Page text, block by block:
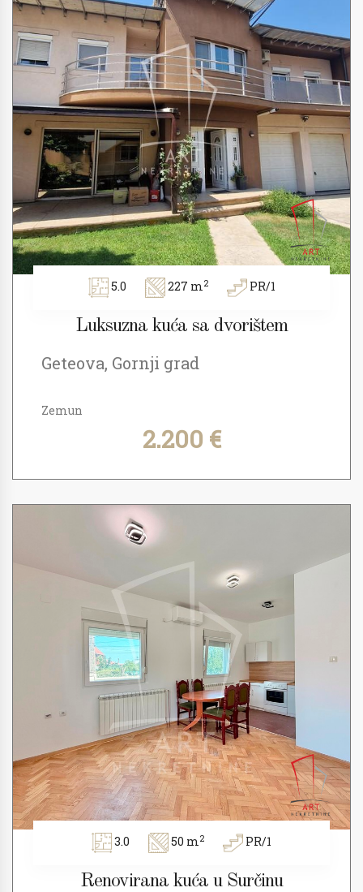
5.0 227 m2 PR/1
Luksuzna kuća sa dvorištem
Geteova, Gornji grad
Zemun
2.200 €
3.0 50 m2 PR/1
Renovirana kuća u Surčinu